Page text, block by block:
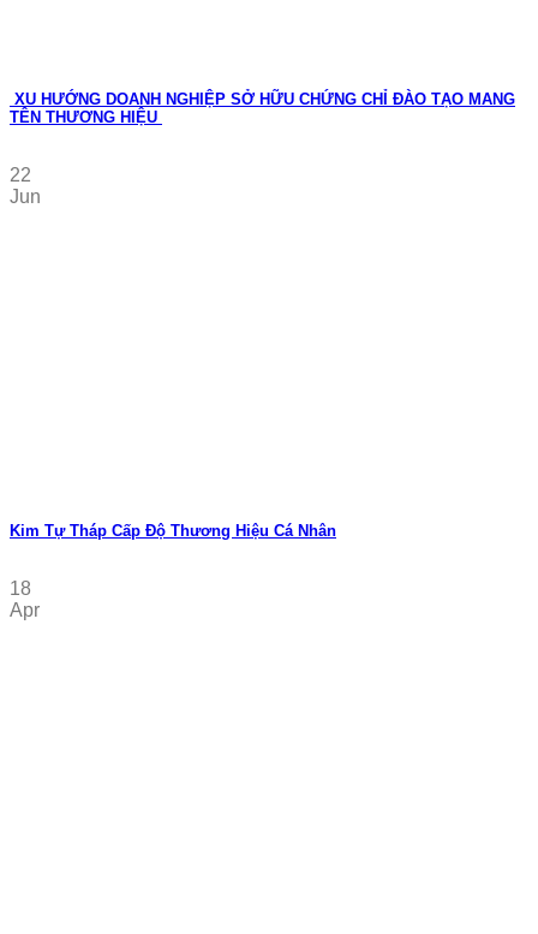
XU HƯỚNG DOANH NGHIỆP SỞ HỮU CHỨNG CHỈ ĐÀO TẠO MANG
TÊN THƯƠNG HIỆU
22
Jun
Kim Tự Tháp Cấp Độ Thương Hiệu Cá Nhân
18
Apr